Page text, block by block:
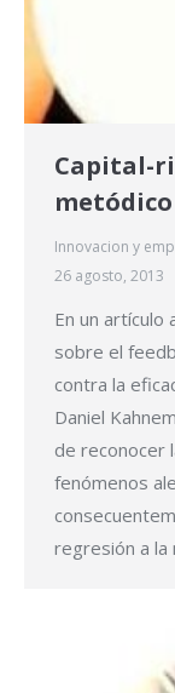
Capital-
Innovacion y
26 agosto, 2013
En un artículo
sobre el
contra la
Daniel
de reconocer
fenómenos
regresión a la